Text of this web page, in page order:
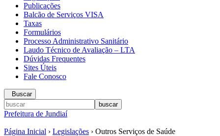
Publicações
Balcão de Serviços VISA
Taxas
Formulários
Processo Administrativo Sanitário
Laudo Técnico de Avaliação – LTA
Dúvidas Frequentes
Sites Úteis
Fale Conosco
Buscar
Prefeitura de Jundiaí
Página Inicial › Legislações › Outros Serviços de Saúde